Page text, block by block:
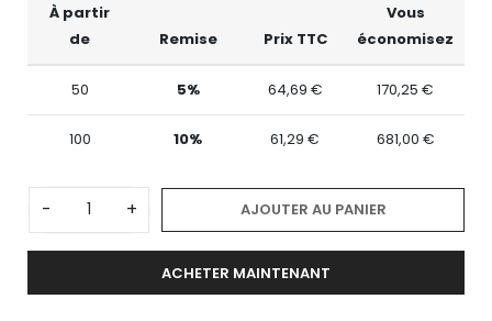
À partir
de
Remise Prix TTC
Vous
économisez
50 5% 64,69 € 170,25 €
100 10% 61,29 € 681,00 €
- + AJOUTER AU PANIER
ACHETER MAINTENANT